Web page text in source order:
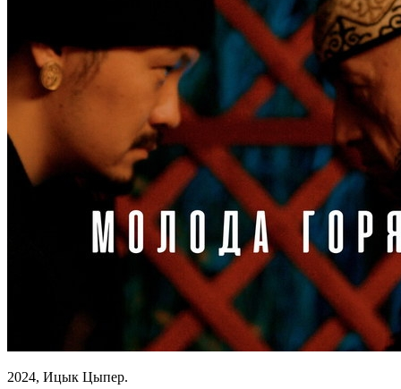
2024, Ицык Цыпер.